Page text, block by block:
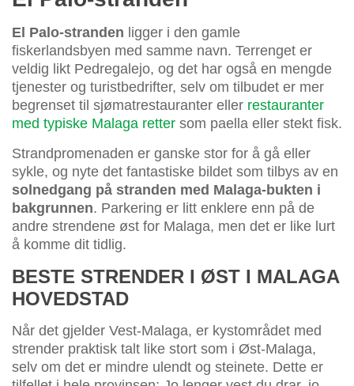
El Palo-stranden ligger i den gamle
fiskerlandsbyen med samme navn. Terrenget er
veldig likt Pedregalejo, og det har også en mengde
tjenester og turistbedrifter, selv om tilbudet er mer
begrenset til sjømatrestauranter eller restauranter
med typiske Malaga retter som paella eller stekt fisk.
Strandpromenaden er ganske stor for å gå eller
sykle, og nyte det fantastiske bildet som tilbys av en
solnedgang på stranden med Malaga-bukten i
bakgrunnen. Parkering er litt enklere enn på de
andre strendene øst for Malaga, men det er like lurt
å komme dit tidlig.
BESTE STRENDER I ØST I MALAGA
HOVEDSTAD
Når det gjelder Vest-Malaga, er kystområdet med
strender praktisk talt like stort som i Øst-Malaga,
selv om det er mindre ulendt og steinete. Dette er